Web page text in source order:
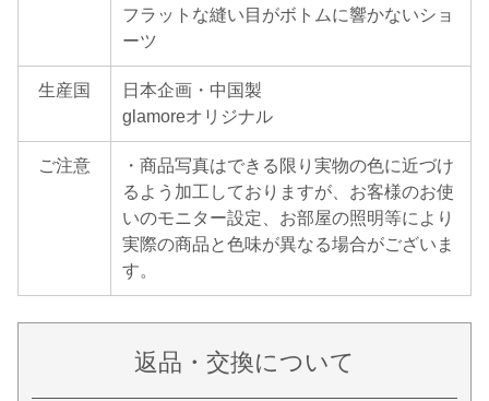
フラットな縫い目がボトムに響かないショ
ーツ
生産国
日本企画・中国製
glamoreオリジナル
ご注意
・商品写真はできる限り実物の色に近づけ
るよう加工しておりますが、お客様のお使
いのモニター設定、お部屋の照明等により
実際の商品と色味が異なる場合がございま
す。
返品・交換について